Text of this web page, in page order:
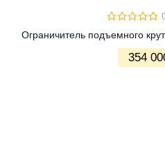
Ограничитель подъемного
354